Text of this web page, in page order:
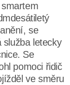
se
služba letecky
Se
pomoci řidič
ve směru